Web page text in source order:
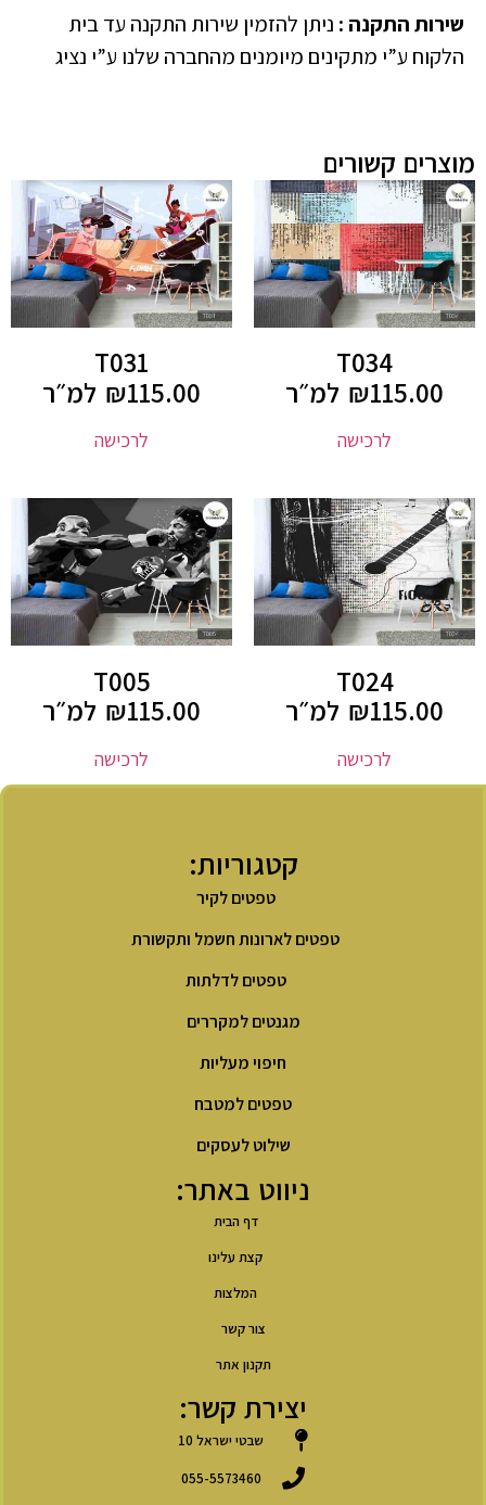
שירות התקנה : ניתן להזמין שירות התקנה עד בית
הלקוח ע”י מתקינים מיומנים מהחברה שלנו ע”י נציג
מוצרים קשורים
T034
₪115.00 למ״ר
לרכישה
T031
₪115.00 למ״ר
לרכישה
T024
₪115.00 למ״ר
לרכישה
T005
₪115.00 למ״ר
לרכישה
קטגוריות:
טפטים לקיר
טפטים לארונות חשמל ותקשורת
טפטים לדלתות
מגנטים למקררים
חיפוי מעליות
טפטים למטבח
שילוט לעסקים
ניווט באתר:
דף הבית
קצת עלינו
המלצות
צור קשר
תקנון אתר
יצירת קשר:
שבטי ישראל 10
055-5573460